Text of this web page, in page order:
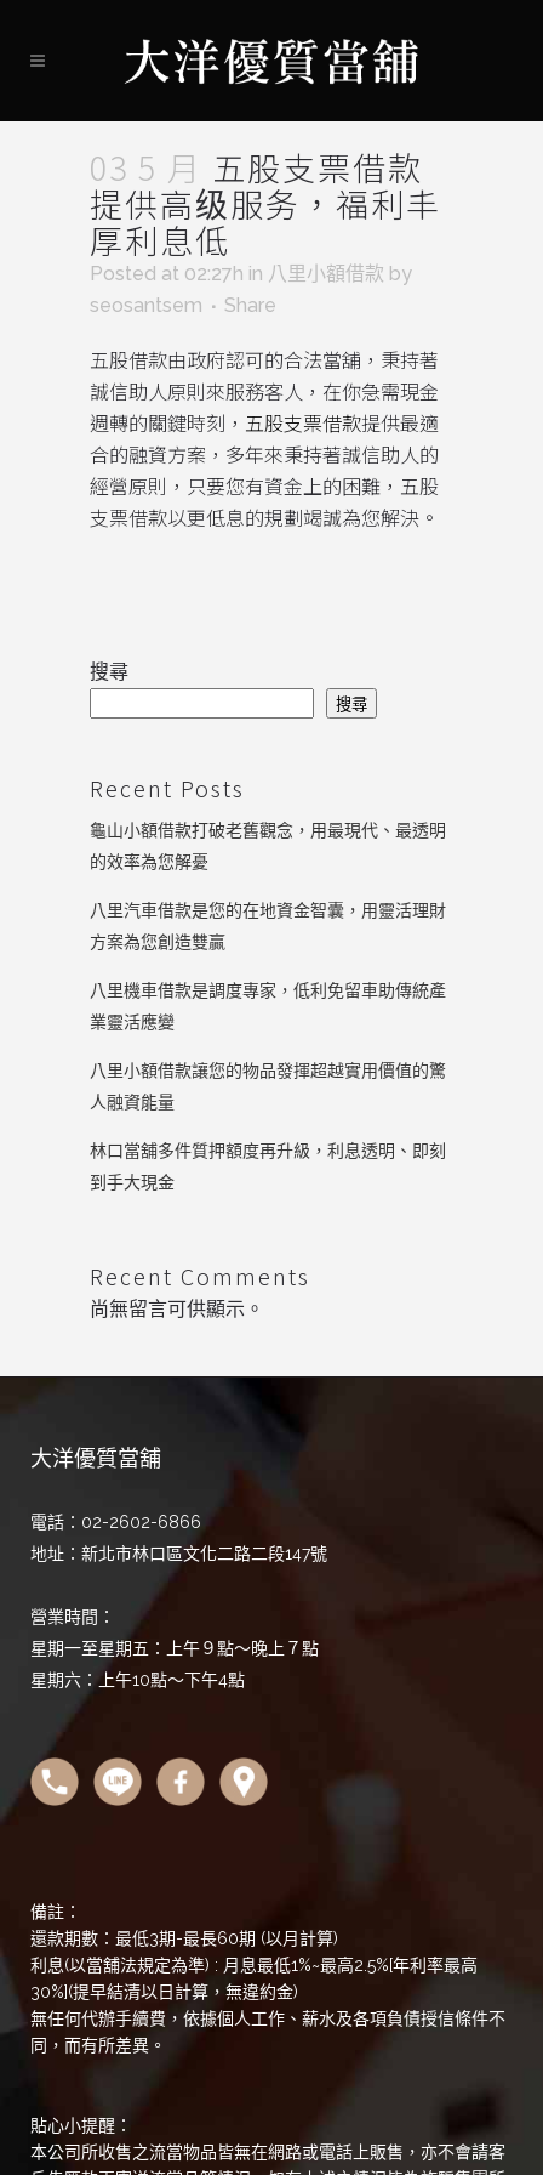
03 5 月 五股支票借款
提供高级服务，福利丰
厚利息低
Posted at 02:27h in 八里小額借款 by
seosantsem
Share
五股借款由政府認可的合法當舖，秉持著
誠信助人原則來服務客人，在你急需現金
週轉的關鍵時刻， 五股支票借款提供最適
合的融資方案，多年來秉持著誠信助人的
經營原則，只要您有資金上的困難，五股
支票借款以更低息的規劃竭誠為您解決。
搜尋
搜尋
Recent Posts
龜山小額借款打破老舊觀念，用最現代、最透明
的效率為您解憂
八里汽車借款是您的在地資金智囊，用靈活理財
方案為您創造雙贏
八里機車借款是調度專家，低利免留車助傳統產
業靈活應變
八里小額借款讓您的物品發揮超越實用價值的驚
人融資能量
林口當舖多件質押額度再升級，利息透明、即刻
到手大現金
Recent Comments
尚無留言可供顯示。
大洋優質當舖
電話：02-2602-6866
地址：新北市林口區文化二路二段147號
營業時間：
星期一至星期五：上午９點～晚上７點
星期六：上午10點～下午4點
備註：
還款期數：最低3期-最長60期 (以月計算)
利息(以當舖法規定為準) : 月息最低1%~最高2.5%[年利率最高
30%](提早結清以日計算，無違約金)
無任何代辦手續費，依據個人工作、薪水及各項負債授信條件不
同，而有所差異。
貼心小提醒：
本公司所收售之流當物品皆無在網路或電話上販售，亦不會請客